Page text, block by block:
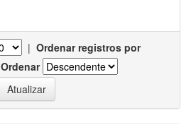
| Ordenar registros por
Ordenar